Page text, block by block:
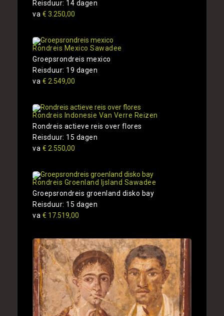
Reisduur: 14 dagen
va € 3.250,00
Rondreis Mexico Sawadee
Groepsrondreis mexico
Reisduur: 19 dagen
va € 2.549,00
Rondreis Indonesie Van Verre Reizen
Rondreis actieve reis over flores
Reisduur: 15 dagen
va € 2.550,00
Rondreis Groenland Ijsland Sawadee
Groepsrondreis groenland disko bay
Reisduur: 15 dagen
va € 17.519,00